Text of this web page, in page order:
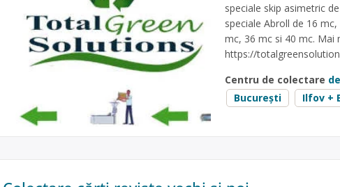
speciale skip asimetric
speciale Abroll de 16
mc, 36 mc si 40 mc. Mai
https://
Centru de colectare
București
Ilfov +